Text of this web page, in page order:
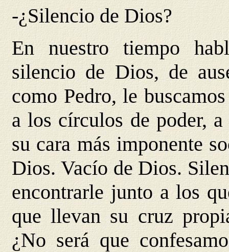
-¿Silencio de Dios?
En nuestro tiempo
silencio de Dios, de
como Pedro, le
a los círculos de poder,
su cara más imponente
Dios. Vacío de Dios.
encontrarle junto a los
que llevan su cruz
¿No será que